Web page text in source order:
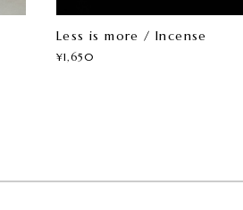
Less is more / Incense
¥1,650